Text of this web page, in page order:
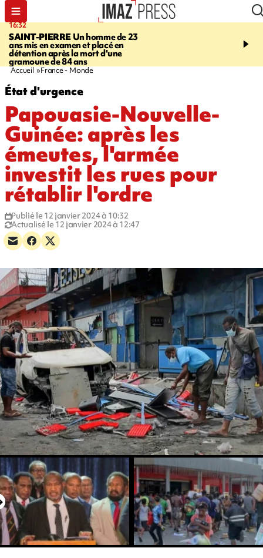
16:32
SAINT-PIERREUn homme de 23
ans mis en examen et placé en
détention après la mort d'une
gramoune de 84 ans
21:08
et Turquie scellent un
Accueil France - Monde
État d'urgence
Papouasie-Nouvelle-
Guinée: après les
émeutes, l'armée
investit les rues pour
rétablir l'ordre
Publié le 12 janvier 2024 à 10:32
Actualisé le 12 janvier 2024 à 12:47